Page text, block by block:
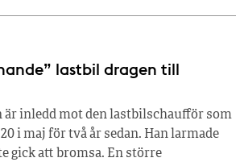
lastbil dragen till
är inledd mot den lastbilschaufför som
i maj för två år sedan. Han larmade
gick att bromsa. En större